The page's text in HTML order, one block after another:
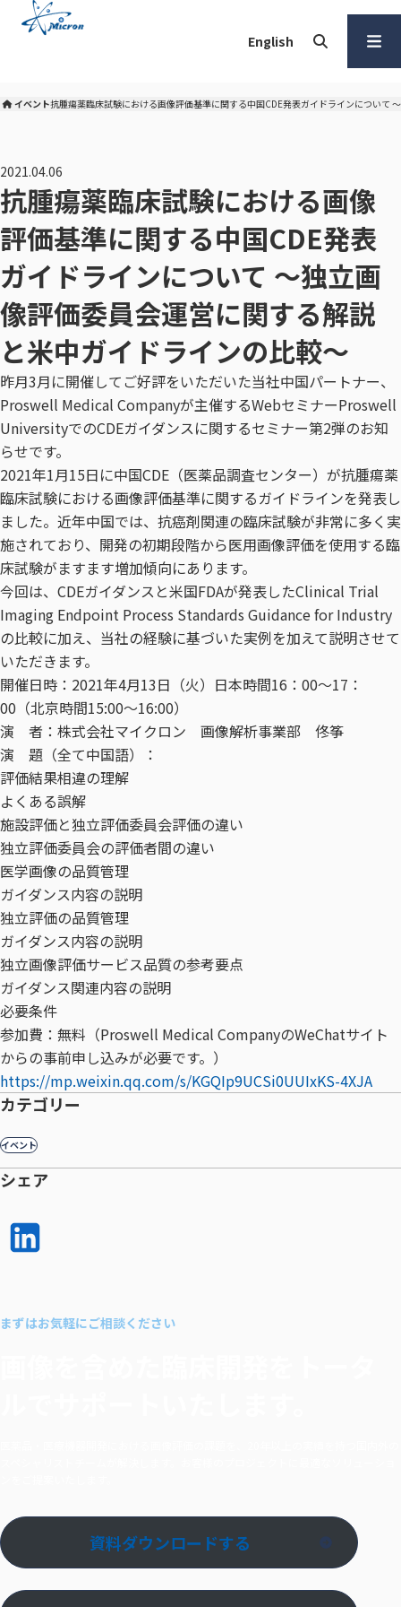
English
ニュー
イベント抗腫瘍薬臨床試験における画像評価基準に関する中国CDE発表ガイドラインについて
抗腫瘍薬臨床試験における画像
評価基準に関する中国CDE発表
ガイドラインについて ～独立画
像評価委員会運営に関する解説
と米中ガイドラインの比較～
2021.04.06
昨月3月に開催してご好評をいただいた当社中国パートナー、
Proswell Medical Companyが主催するWebセミナーProswell
UniversityでのCDEガイダンスに関するセミナー第2弾のお知
らせです。
2021年1月15日に中国CDE（医薬品調査センター）が抗腫瘍薬
臨床試験における画像評価基準に関するガイドラインを発表し
ました。近年中国では、抗癌剤関連の臨床試験が非常に多く実
施されており、開発の初期段階から医用画像評価を使用する臨
床試験がますます増加傾向にあります。
今回は、CDEガイダンスと米国FDAが発表したClinical Trial
Imaging Endpoint Process Standards Guidance for Industry
の比較に加え、当社の経験に基づいた実例を加えて説明させて
いただきます。
開催日時：2021年4月13日（火）日本時間16：00～17：
00（北京時間15:00～16:00）
演 者：株式会社マイクロン 画像解析事業部 佟筝
演 題（全て中国語）：
評価結果相違の理解
よくある誤解
施設評価と独立評価委員会評価の違い
独立評価委員会の評価者間の違い
医学画像の品質管理
ガイダンス内容の説明
独立評価の品質管理
ガイダンス内容の説明
独立画像評価サービス品質の参考要点
ガイダンス関連内容の説明
必要条件
参加費：無料（Proswell Medical CompanyのWeChatサイト
からの事前申し込みが必要です。）
https://mp.weixin.qq.com/s/KGQIp9UCSi0UUIxKS-4XJA
カテゴリー
イベント
シェア
シェア
まずはお気軽にご相談ください
資料ダウンロードする